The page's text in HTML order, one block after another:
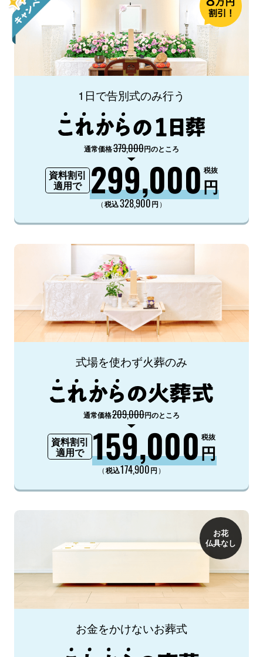
1日で告別式のみ行う
通常価格379,000円のところ
資料割引
適用で
299,000円
税抜
（税込328,900円 ）
式場を使わず火葬のみ
通常価格209,000円のところ
資料割引
適用で
159,000円
税抜
（税込174,900円 ）
お花
仏具なし
お金をかけないお葬式